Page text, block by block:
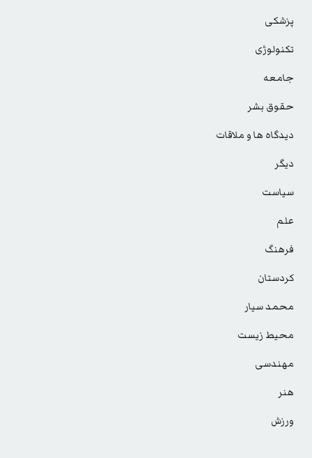
پزشکی
تکنولوژی
جامعه
حقوق بشر
دیدگاه ها و ملاقات
دیگر
سیاست
علم
فرهنگ
کردستان
محمد سیار
محیط زیست
مهندسی
هنر
ورزش